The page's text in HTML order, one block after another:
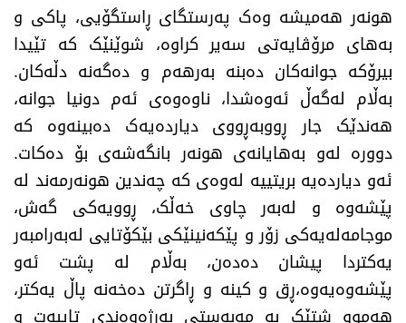
هونەر هەمیشە وەک پەرستگای ڕاستگۆیی، پاکی و
بەهای مرۆڤایەتی سەیر کراوە، شوێنێک کە تێیدا
بیرۆکە جوانەکان دەبنە بەرهەم و دەگەنە دڵەکان.
بەڵام لەگەڵ ئەوەشدا، ناوەوەی ئەم دونیا جوانە،
هەندێک جار ڕووبەڕووی دیاردەیەک دەبینەوە کە
دوورە لەو بەهایانەی هونەر بانگەشەی بۆ دەکات.
ئەو دیاردەیە بریتییە لەوەی کە چەندین هونەرمەند لە
پێشەوە و لەبەر چاوی خەڵک، ڕوویەکی گەش،
موجامەلەیەکی زۆر و پێکەنینێکی بێکۆتایی لەبەرامبەر
یەکتردا پیشان دەدەن، بەڵام لە پشت ئەو
پێشەوەیەوە،ڕق و کینە و ڕاگرتن دەخەنە پاڵ یەکتر،
هەموو شتێک بە مەبەستی بەرژەوەندی تایبەت و